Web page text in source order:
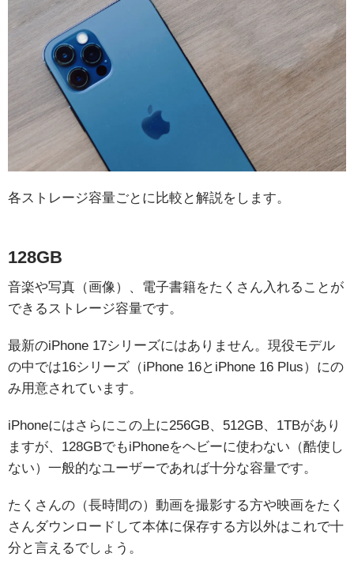
各ストレージ容量ごとに比較と解説をします。
128GB
音楽や写真（画像）、電子書籍をたくさん入れることが
できるストレージ容量です。
最新のiPhone 17シリーズにはありません。現役モデル
の中では16シリーズ（iPhone 16とiPhone 16 Plus）にの
み用意されています。
iPhoneにはさらにこの上に256GB、512GB、1TBがあり
ますが、128GBでもiPhoneをヘビーに使わない（酷使し
ない）一般的なユーザーであれば十分な容量です。
たくさんの（長時間の）動画を撮影する方や映画をたく
さんダウンロードして本体に保存する方以外はこれで十
分と言えるでしょう。